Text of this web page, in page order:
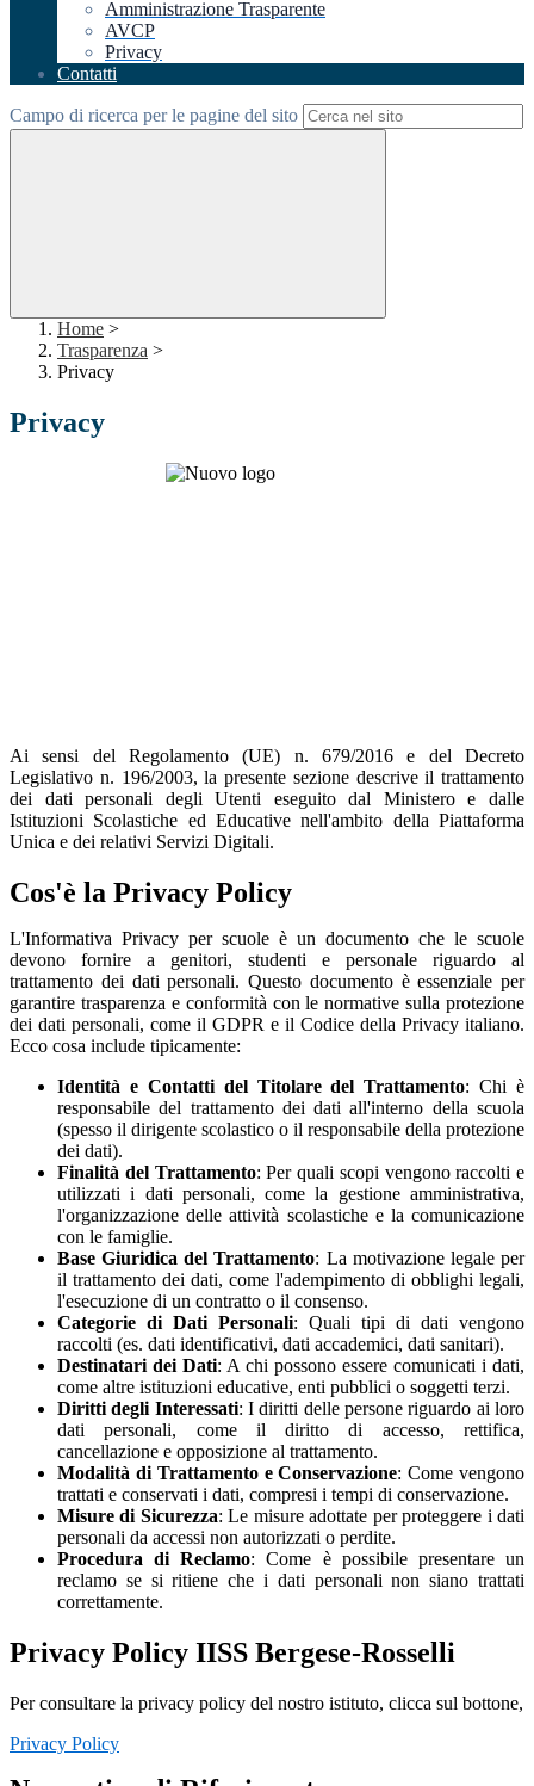
Amministrazione Trasparente
AVCP
Privacy
Contatti
Campo di ricerca per le pagine del sito
Home >
Trasparenza >
Privacy
Privacy
Ai sensi del Regolamento (UE) n. 679/2016 e del Decreto
Legislativo n. 196/2003, la presente sezione descrive il trattamento
dei dati personali degli Utenti eseguito dal Ministero e dalle
Istituzioni Scolastiche ed Educative nell'ambito della Piattaforma
Unica e dei relativi Servizi Digitali.
Cos'è la Privacy Policy
L'Informativa Privacy per scuole è un documento che le scuole
devono fornire a genitori, studenti e personale riguardo al
trattamento dei dati personali. Questo documento è essenziale per
garantire trasparenza e conformità con le normative sulla protezione
dei dati personali, come il GDPR e il Codice della Privacy italiano.
Ecco cosa include tipicamente:
Identità e Contatti del Titolare del Trattamento: Chi è
responsabile del trattamento dei dati all'interno della scuola
(spesso il dirigente scolastico o il responsabile della protezione
dei dati).
Finalità del Trattamento: Per quali scopi vengono raccolti e
utilizzati i dati personali, come la gestione amministrativa,
l'organizzazione delle attività scolastiche e la comunicazione
con le famiglie.
Base Giuridica del Trattamento: La motivazione legale per
il trattamento dei dati, come l'adempimento di obblighi legali,
l'esecuzione di un contratto o il consenso.
Categorie di Dati Personali: Quali tipi di dati vengono
raccolti (es. dati identificativi, dati accademici, dati sanitari).
Destinatari dei Dati: A chi possono essere comunicati i dati,
come altre istituzioni educative, enti pubblici o soggetti terzi.
Diritti degli Interessati: I diritti delle persone riguardo ai loro
dati personali, come il diritto di accesso, rettifica,
cancellazione e opposizione al trattamento.
Modalità di Trattamento e Conservazione: Come vengono
trattati e conservati i dati, compresi i tempi di conservazione.
Misure di Sicurezza: Le misure adottate per proteggere i dati
personali da accessi non autorizzati o perdite.
Procedura di Reclamo: Come è possibile presentare un
reclamo se si ritiene che i dati personali non siano trattati
correttamente.
Privacy Policy IISS Bergese-Rosselli
Per consultare la privacy policy del nostro istituto, clicca sul bottone,
Privacy Policy